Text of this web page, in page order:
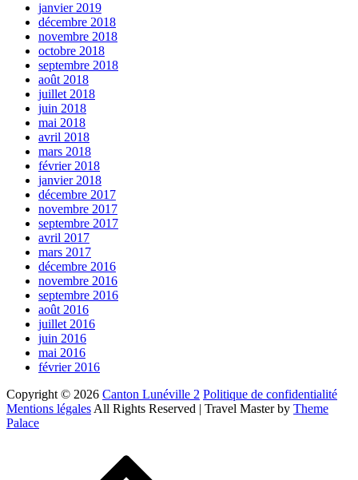
janvier 2019
décembre 2018
novembre 2018
octobre 2018
septembre 2018
août 2018
juillet 2018
juin 2018
mai 2018
avril 2018
mars 2018
février 2018
janvier 2018
décembre 2017
novembre 2017
septembre 2017
avril 2017
mars 2017
décembre 2016
novembre 2016
septembre 2016
août 2016
juillet 2016
juin 2016
mai 2016
février 2016
Copyright © 2026 Canton Lunéville 2 Politique de confidentialité
Mentions légales All Rights Reserved | Travel Master by Theme
Palace